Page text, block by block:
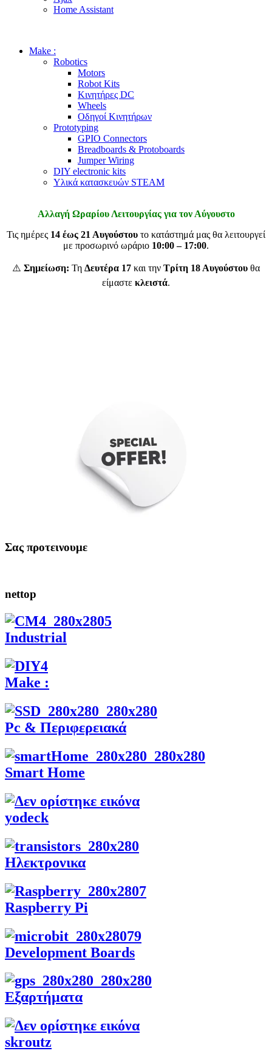
Home Assistant
Make :
Robotics
Motors
Robot Kits
Κινητήρες DC
Wheels
Οδηγοί Κινητήρων
Prototyping
GPIO Connectors
Breadboards & Protoboards
Jumper Wiring
DIY electronic kits
Υλικά κατασκευών STEAM
Αλλαγή Ωραρίου Λειτουργίας για τον Αύγουστο
Τις ημέρες 14 έως 21 Αυγούστου το κατάστημά μας θα λειτουργεί
με προσωρινό ωράριο 10:00 – 17:00.
⚠️ Σημείωση: Τη Δευτέρα 17 και την Τρίτη 18 Αυγούστου θα
είμαστε κλειστά.
Σας προτεινουμε
nettop
Industrial
Make :
Pc & Περιφερειακά
Smart Home
yodeck
Ηλεκτρονικα
Raspberry Pi
Development Boards
Εξαρτήματα
skroutz